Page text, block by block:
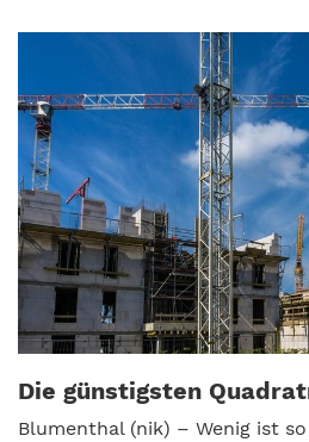
Die günstigsten
Blumenthal (nik) – Wenig ist